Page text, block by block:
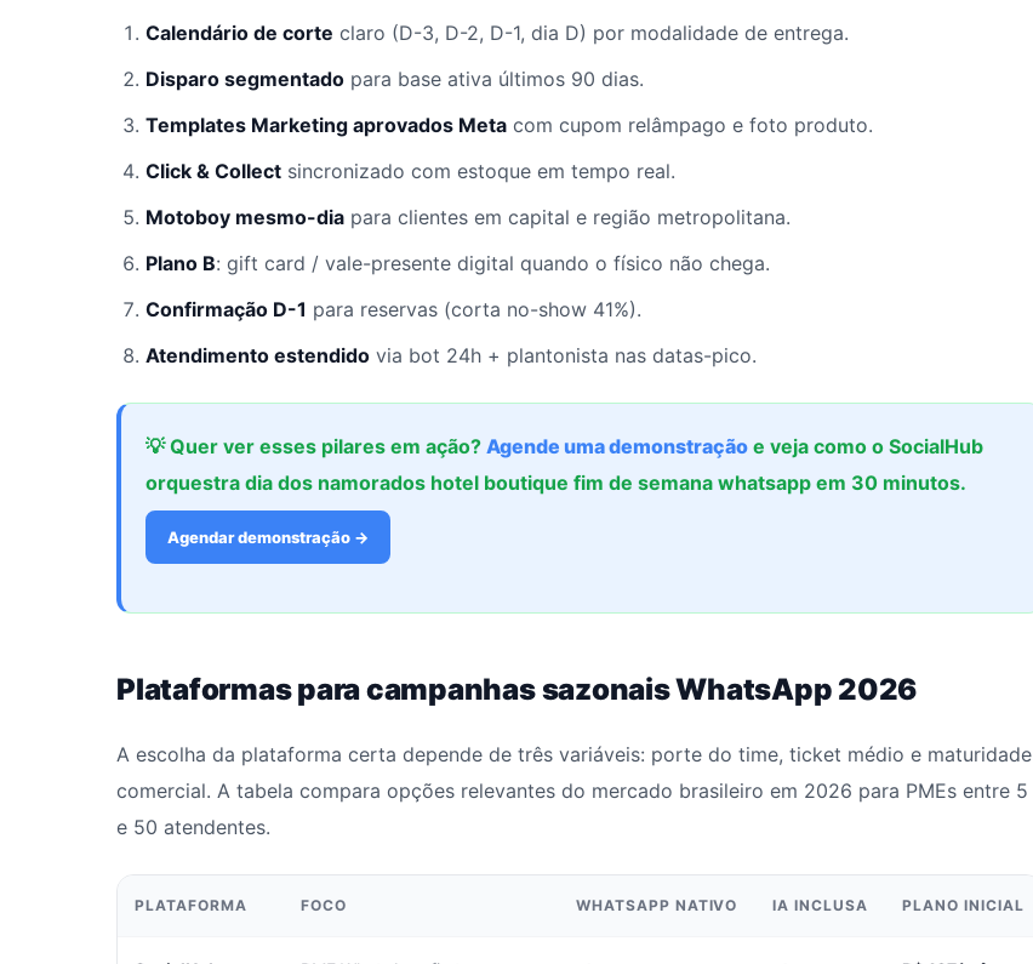
Calendário de corte claro (D-3, D-2, D-1, dia D) por modalidade de entrega.
Disparo segmentado para base ativa últimos 90 dias.
Templates Marketing aprovados Meta com cupom relâmpago e foto produto.
Click & Collect sincronizado com estoque em tempo real.
Motoboy mesmo-dia para clientes em capital e região metropolitana.
Plano B: gift card / vale-presente digital quando o físico não chega.
Confirmação D-1 para reservas (corta no-show 41%).
Atendimento estendido via bot 24h + plantonista nas datas-pico.
💡 Quer ver esses pilares em ação? Agende uma demonstração e veja como o SocialHub
orquestra dia dos namorados hotel boutique fim de semana whatsapp em 30 minutos.
Agendar demonstração →
Plataformas para campanhas sazonais WhatsApp 2026
A escolha da plataforma certa depende de três variáveis: porte do time, ticket médio e maturidade
comercial. A tabela compara opções relevantes do mercado brasileiro em 2026 para PMEs entre 5
e 50 atendentes.
PLATAFORMA FOCO WHATSAPP NATIVO IA INCLUSA PLANO INICIAL